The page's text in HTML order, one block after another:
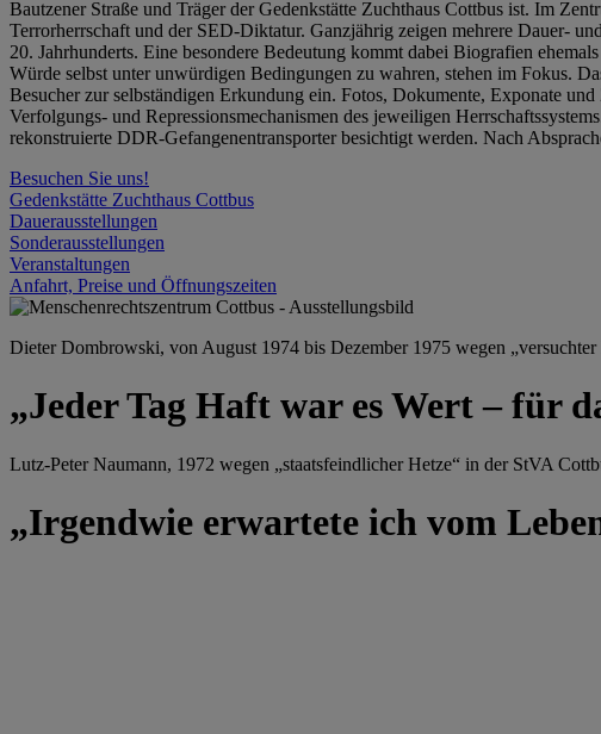
Bautzener Straße und Träger der Gedenkstätte Zuchthaus Cottbus ist. Im
Terrorherrschaft und der SED-Diktatur. Ganzjährig zeigen mehrere Dauer-
20. Jahrhunderts. Eine besondere Bedeutung kommt dabei Biografien
Würde selbst unter unwürdigen Bedingungen zu wahren, stehen im Fokus.
Besucher zur selbständigen Erkundung ein. Fotos, Dokumente, Exponate
Verfolgungs- und Repressionsmechanismen des jeweiligen
rekonstruierte DDR-Gefangenentransporter besichtigt werden. Nach
Besuchen Sie uns!
Gedenkstätte Zuchthaus Cottbus
Dauerausstellungen
Sonderausstellungen
Veranstaltungen
Anfahrt, Preise und Öffnungszeiten
Dieter Dombrowski, von August 1974 bis Dezember 1975 wegen
„Jeder Tag Haft war es Wert – für
Lutz-Peter Naumann, 1972 wegen „staatsfeindlicher Hetze“ in der StVA
„Irgendwie erwartete ich vom